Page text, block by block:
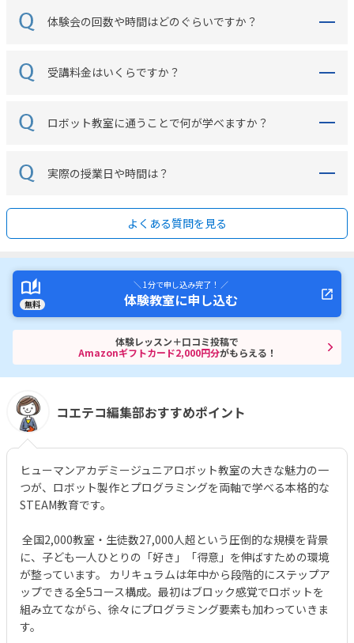
体験会の回数や時間はどのぐらいですか？
受講料金はいくらですか？
ロボット教室に通うことで何が学べますか？
実際の授業日や時間は？
よくある質問を見る
無料
＼ 1分で申し込み完了！ ／
体験教室に申し込む
体験レッスン＋口コミ投稿で
Amazonギフトカード2,000円分がもらえる！
コエテコ編集部おすすめポイント
ヒューマンアカデミージュニアロボット教室の大きな魅力の一
つが、ロボット製作とプログラミングを両軸で学べる本格的な
STEAM教育です。
全国2,000教室・生徒数27,000人超という圧倒的な規模を背景
に、子ども一人ひとりの「好き」「得意」を伸ばすための環境
が整っています。 カリキュラムは年中から段階的にステップア
ップできる全5コース構成。最初はブロック感覚でロボットを
組み立てながら、徐々にプログラミング要素も加わっていきま
す。